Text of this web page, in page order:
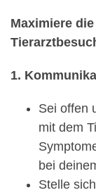
Maximiere
1.
Sei offen
mit dem
bei
Stelle